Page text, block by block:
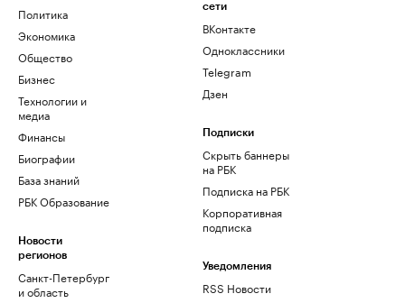
Политика
Экономика
Общество
Бизнес
Технологии и
медиа
Финансы
Биографии
База знаний
РБК Образование
Новости
регионов
Санкт-Петербург
и область
сети
ВКонтакте
Одноклассники
Telegram
Дзен
Подписки
Скрыть баннеры
на РБК
Подписка на РБК
Корпоративная
подписка
Уведомления
RSS Новости